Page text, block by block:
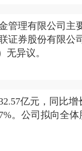
管理有限公司主
证券股份有限公
无异议。
亿元，同比增
。公司拟向全